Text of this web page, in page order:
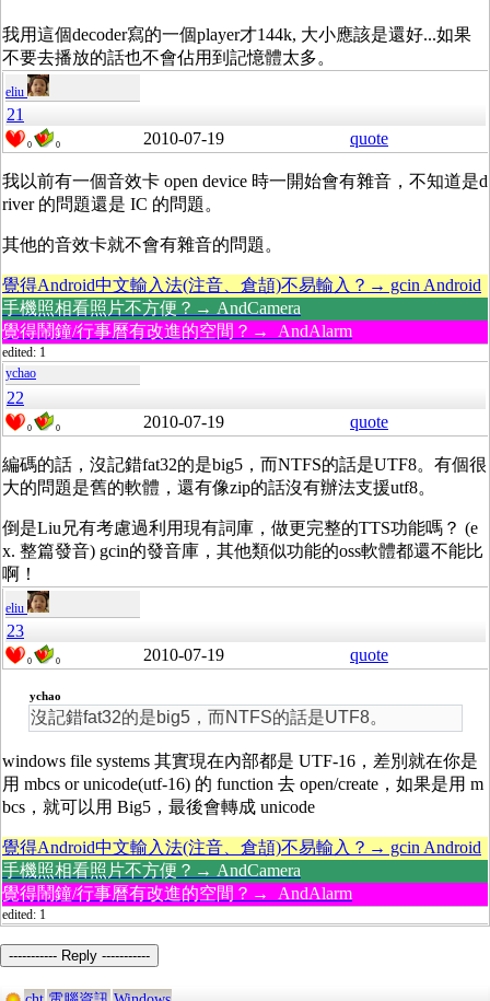
我用這個decoder寫的一個player才144k, 大小應該是還好...如果
不要去播放的話也不會佔用到記憶體太多。
eliu
21
0 0 2010-07-19 quote
我以前有一個音效卡 open device 時一開始會有雜音，不知道是d
river 的問題還是 IC 的問題。
其他的音效卡就不會有雜音的問題。
覺得Android中文輸入法(注音、倉頡)不易輸入？→ gcin Android
手機照相看照片不方便？→ AndCamera
覺得鬧鐘/行事曆有改進的空間？→ AndAlarm
edited: 1
ychao
22
0 0 2010-07-19 quote
編碼的話，沒記錯fat32的是big5，而NTFS的話是UTF8。有個很
大的問題是舊的軟體，還有像zip的話沒有辦法支援utf8。
倒是Liu兄有考慮過利用現有詞庫，做更完整的TTS功能嗎？ (e
x. 整篇發音) gcin的發音庫，其他類似功能的oss軟體都還不能比
啊！
eliu
23
0 0 2010-07-19 quote
ychao
沒記錯fat32的是big5，而NTFS的話是UTF8。
windows file systems 其實現在內部都是 UTF-16，差別就在你是
用 mbcs or unicode(utf-16) 的 function 去 open/create，如果是用 m
bcs，就可以用 Big5，最後會轉成 unicode
覺得Android中文輸入法(注音、倉頡)不易輸入？→ gcin Android
手機照相看照片不方便？→ AndCamera
覺得鬧鐘/行事曆有改進的空間？→ AndAlarm
edited: 1
----------- Reply -----------